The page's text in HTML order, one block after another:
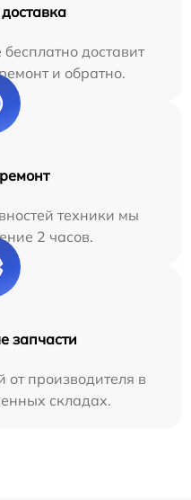
доставит
и обратно.
техники мы
2 часов.
запчасти
от производителя в
складах.